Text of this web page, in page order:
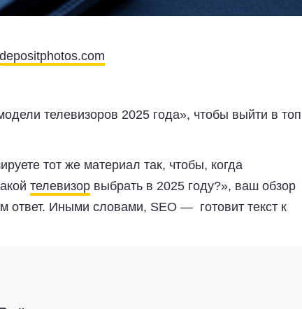
depositphotos.com
телевизоров 2025 года», чтобы выйти в топ
тот же материал так, чтобы, когда
телевизор выбрать в 2025 году?», ваш обзор
ответ. Иными словами, SEO — готовит текст к